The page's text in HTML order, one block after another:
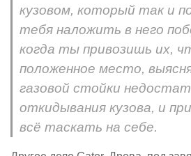
кузовом, который так и
тебя наложить в него
когда ты привозишь их,
положенное место,
газовой стойки
откидывания кузова, и
всё таскать на себе.